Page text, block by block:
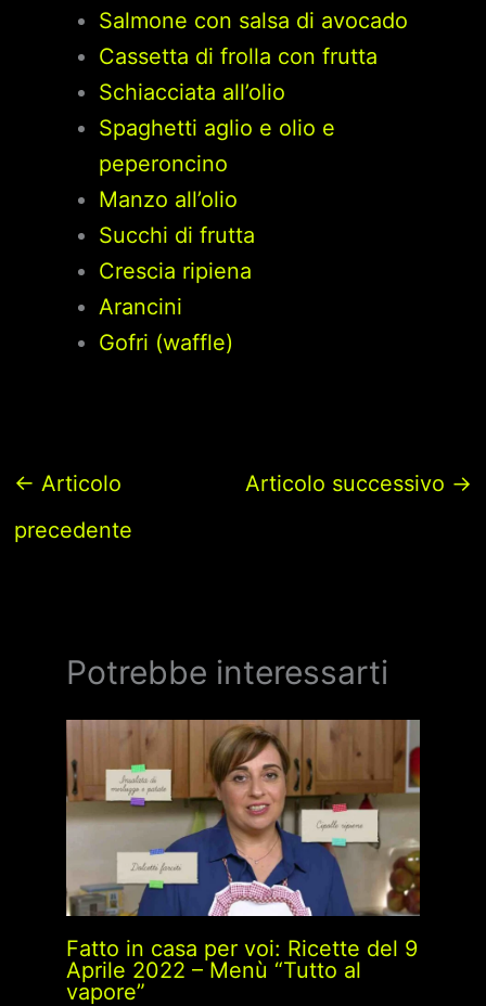
Salmone con salsa di avocado
Cassetta di frolla con frutta
Schiacciata all’olio
Spaghetti aglio e olio e
peperoncino
Manzo all’olio
Succhi di frutta
Crescia ripiena
Arancini
Gofri (waffle)
← Articolo
precedente
Articolo successivo →
Potrebbe interessarti
Fatto in casa per voi: Ricette del 9
Aprile 2022 – Menù “Tutto al
vapore”